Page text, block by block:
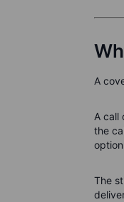
A
A call
the
The